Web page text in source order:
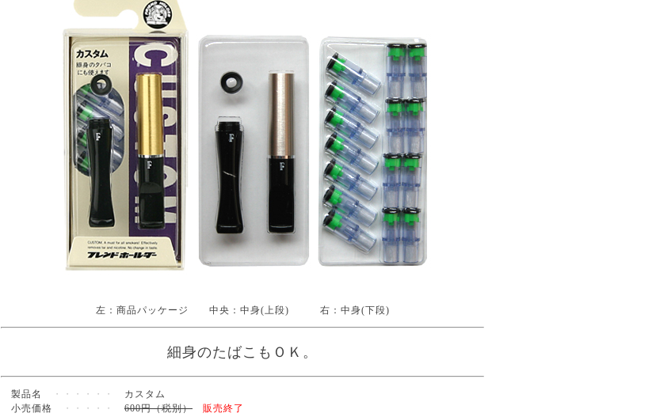
左：商品パッケージ 中央：中身(上段) 右：中身(下段)
細身のたばこもＯＫ。
製品名 ・・・・・・
カスタム
小売価格
・・・・・ 600円（税別）
販売終了